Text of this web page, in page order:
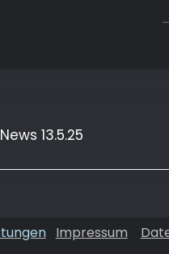
13.5.25
Impressum